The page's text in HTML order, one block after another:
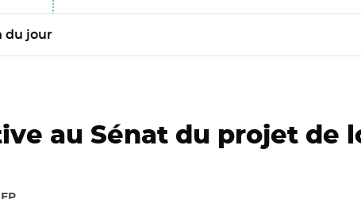
du jour
au Sénat du projet de